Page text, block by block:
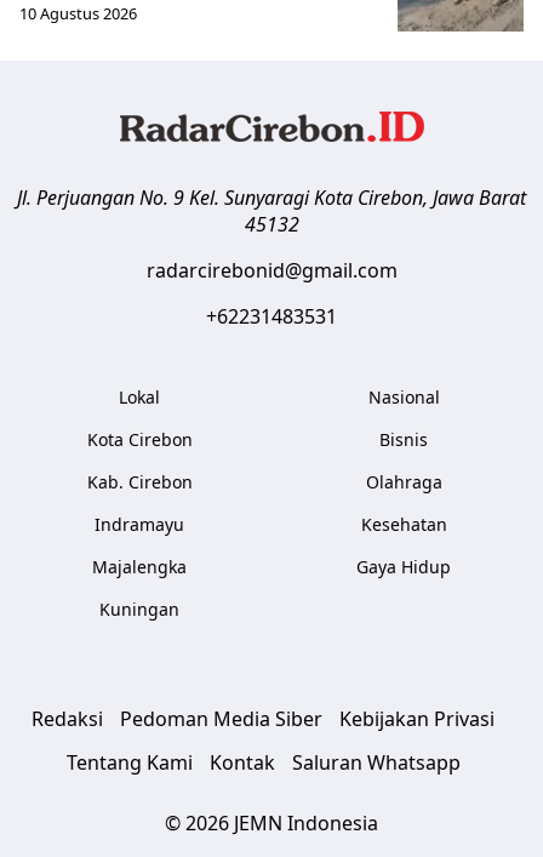
10 Agustus 2026
Jl. Perjuangan No. 9 Kel. SunyaragiKota Cirebon, Jawa Barat
45132
radarcirebonid@gmail.com
+62231483531
Lokal
Kota Cirebon
Kab. Cirebon
Indramayu
Majalengka
Kuningan
Nasional
Bisnis
Olahraga
Kesehatan
Gaya Hidup
Redaksi Pedoman Media Siber
Kebijakan Privasi
Tentang Kami
Kontak Saluran Whatsapp
© 2026 JEMN Indonesia